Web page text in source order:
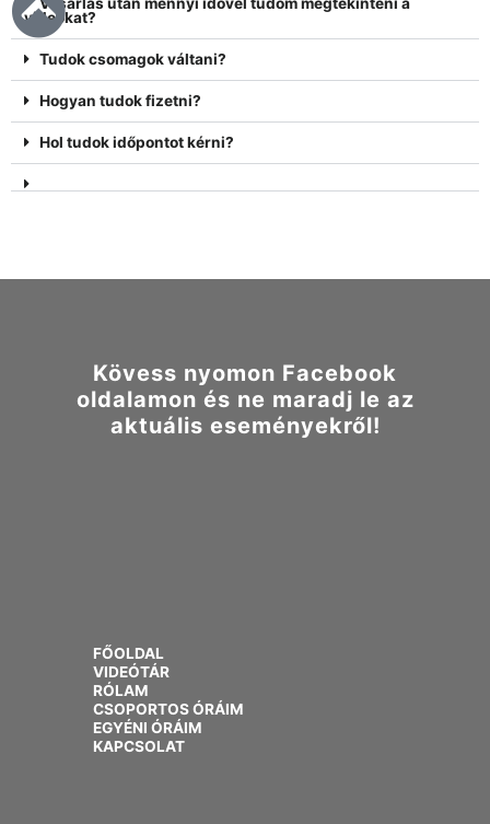
videókat?
Tudok csomagok váltani?
Hogyan tudok fizetni?
Hol tudok időpontot kérni?
Kövess nyomon Facebook
oldalamon és ne maradj le az
aktuális eseményekről!
FŐOLDAL
VIDEÓTÁR
RÓLAM
CSOPORTOS ÓRÁIM
EGYÉNI ÓRÁIM
KAPCSOLAT